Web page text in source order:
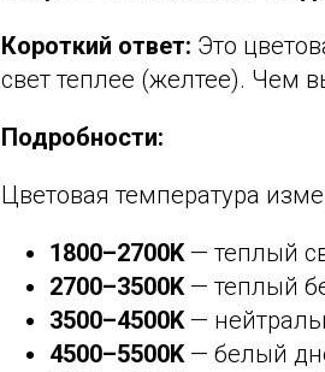
Короткий ответ: Это
свет теплее (желтее). Чем
Подробности:
Цветовая температура
1800–2700K— теплый
2700–3500K— теплый
3500–4500K—
4500–5500K— белый